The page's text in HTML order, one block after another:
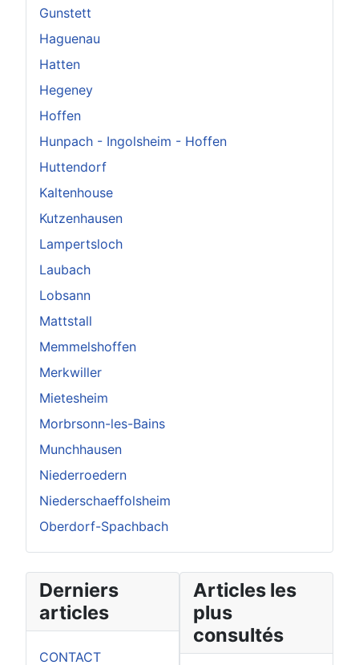
Gunstett
Haguenau
Hatten
Hegeney
Hoffen
Hunpach - Ingolsheim - Hoffen
Huttendorf
Kaltenhouse
Kutzenhausen
Lampertsloch
Laubach
Lobsann
Mattstall
Memmelshoffen
Merkwiller
Mietesheim
Morbrsonn-les-Bains
Munchhausen
Niederroedern
Niederschaeffolsheim
Oberdorf-Spachbach
Derniers
articles
CONTACT
Articles les
plus
consultés